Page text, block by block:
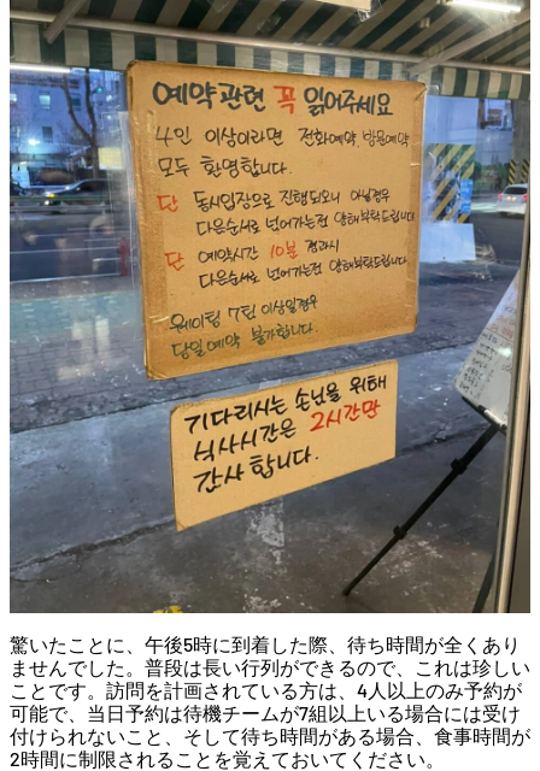
驚いたことに、午後5時に到着した際、待ち時間が全くあり
ませんでした。普段は長い行列ができるので、これは珍しい
ことです。訪問を計画されている方は、4人以上のみ予約が
可能で、当日予約は待機チームが7組以上いる場合には受け
付けられないこと、そして待ち時間がある場合、食事時間が
2時間に制限されることを覚えておいてください。